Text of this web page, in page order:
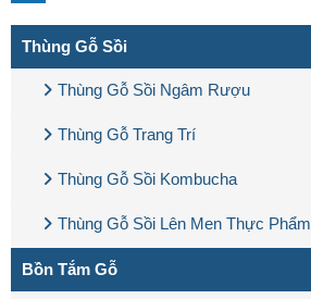
Thùng Gỗ Sồi
Thùng Gỗ Sồi Ngâm Rượu
Thùng Gỗ Trang Trí
Thùng Gỗ Sồi Kombucha
Thùng Gỗ Sồi Lên Men Thực Phẩm
Bồn Tắm Gỗ